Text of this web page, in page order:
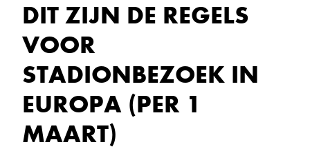
DIT ZIJN DE REGELS
VOOR
STADIONBEZOEK IN
EUROPA (PER 1
MAART)